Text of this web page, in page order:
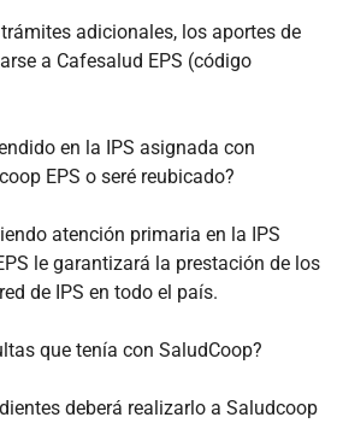
adicionales, los aportes de
a Cafesalud EPS (código
en la IPS asignada con
EPS o seré reubicado?
atención primaria en la IPS
le garantizará la prestación de los
de IPS en todo el país.
que tenía con SaludCoop?
deberá realizarlo a Saludcoop